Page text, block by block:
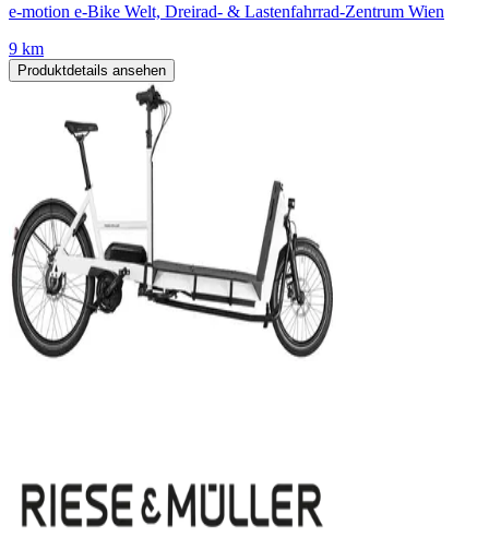
e-motion e-Bike Welt, Dreirad- & Lastenfahrrad-Zentrum Wien
9 km
Produktdetails ansehen